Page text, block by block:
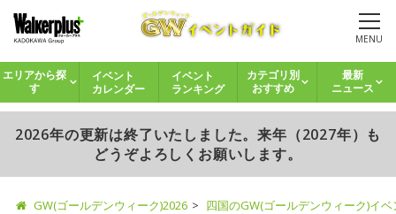
MENU
エリアから探
す
イベント
カレンダー
イベント
ランキング
カテゴリ別
おすすめ
最新
ニュース
2026年の更新は終了いたしました。来年（2027年）も
どうぞよろしくお願いします。
GW(ゴールデンウィーク)2026 四国のGW(ゴールデンウィーク)イ